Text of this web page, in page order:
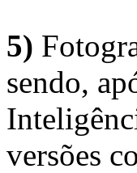
5)
sendo,
versões